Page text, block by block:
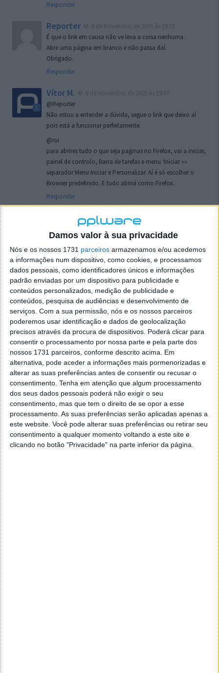
Damos valor à sua privacidade
Nós e os nossos 1731 parceiros armazenamos e/ou acedemos
a informações num dispositivo, como cookies, e processamos
dados pessoais, como identificadores únicos e informações
padrão enviadas por um dispositivo para publicidade e
conteúdos personalizados, medição de publicidade e
conteúdos, pesquisa de audiências e desenvolvimento de
serviços. Com a sua permissão, nós e os nossos parceiros
poderemos usar identificação e dados de geolocalização
precisos através da procura de dispositivos. Poderá clicar para
consentir o processamento por nossa parte e pela parte dos
nossos 1731 parceiros, conforme descrito acima. Em
alternativa, pode aceder a informações mais pormenorizadas e
alterar as suas preferências antes de consentir ou recusar o
consentimento. Tenha em atenção que algum processamento
dos seus dados pessoais poderá não exigir o seu
consentimento, mas que tem o direito de se opor a esse
processamento. As suas preferências serão aplicadas apenas a
este website. Você pode alterar suas preferências ou retirar seu
consentimento a qualquer momento voltando a este site e
clicando no botão "Privacidade" na parte inferior da página.
Responder
Reporter
É que o link em causa não ve leva a coisa nenhuma.
Abre uma página em branco e não passa daí.
Obrigado.
Responder
Vítor M.
@Reporter
Não estou a entender a dúvida, segue o link que deixo aí
pois está a funcionar perfeitamente.
@rui
para abrires tudo o que seja paginas no Firefox, vai a iniciar,
painel de controlo, Barra de tarefas e menu ‘Iniciar »»
separador Menu Iniciar e Personalizar. Aí é só escolher o
Browser predefinido. E tudo abrirá como Firefox.
Responder
7 de Novembro de 2005 às 02:26
Boas outra vez. Desculpa tar te a chatear mas na
localizaçao referida n se encontra la nada k me permita por
o firefox como browser predefenido
Ja percorri o painel
de control tudo e nada. Tou a comecar a desesperar, ate ja
tentei apagar o explorer na tentativa de forçar o uso do
firefox mas em vao. Kaso te lembres de outra dica fico
agradecido, caso contrario obrigado a mesma
Responder
Vítor M.
7 de Novembro de 2005 às 01:39
Desculpa mas o link funciona. Seja como for segue por mail
o MSn Messenger 8.
Responder
Vítor M.
7 de Novembro de 2005 às 11:21
@Rui
Tens de encontrar o que te falei. Faz da seguinte maneira,
janela iniciar e no topo dessa janela com o botão direito do
rato faz propriedades. Depois no separador Menu ‘Iniciar’
clica no botão ‘Personalizar’ aí encontrarás no separador